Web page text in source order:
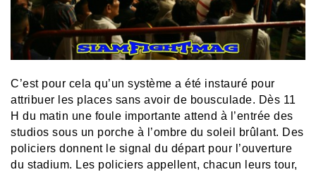
C’est pour cela qu’un système a été instauré pour
attribuer les places sans avoir de bousculade. Dès 11
H du matin une foule importante attend à l’entrée des
studios sous un porche à l’ombre du soleil brûlant. Des
policiers donnent le signal du départ pour l’ouverture
du stadium. Les policiers appellent, chacun leurs tour,